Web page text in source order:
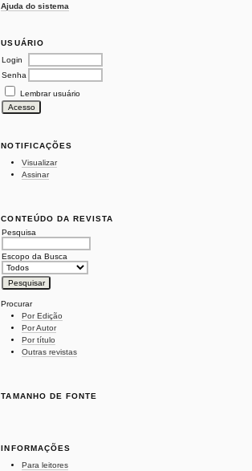
Ajuda do sistema
USUÁRIO
Login
Senha
Lembrar usuário
NOTIFICAÇÕES
Visualizar
Assinar
CONTEÚDO DA REVISTA
Pesquisa
Escopo da Busca
Procurar
Por Edição
Por Autor
Por título
Outras revistas
TAMANHO DE FONTE
INFORMAÇÕES
Para leitores